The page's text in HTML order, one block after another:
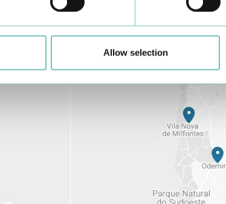
Allow selection